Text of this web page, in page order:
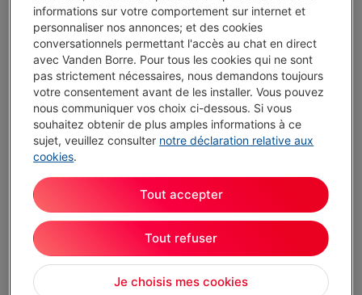
ROWENTA
Score de durabilité :
143/200
Fiabilité :
163
Réparabilité :
Disponibilité des pièces :
15 ans
REMINGTON
Score de durabilité :
/200
Fiabilité :
155
informations sur votre comportement sur internet et
personnaliser nos annonces; et des cookies
conversationnels permettant l'accès au chat en direct
avec Vanden Borre. Pour tous les cookies qui ne sont
pas strictement nécessaires, nous demandons toujours
votre consentement avant de les installer. Vous pouvez
nous communiquer vos choix ci-dessous. Si vous
souhaitez obtenir de plus amples informations à ce
sujet, veuillez consulter notre déclaration relative aux
cookies.
Je choisis mes cookies
Tout refuser
Tout accepter